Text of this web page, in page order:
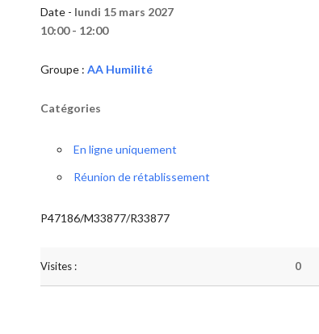
Date - lundi 15 mars 2027
10:00 - 12:00
Groupe : AA Humilité
Catégories
En ligne uniquement
Réunion de rétablissement
P47186/M33877/R33877
Visites : 0